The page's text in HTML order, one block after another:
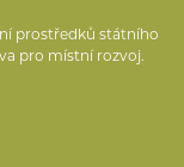
prostředků státního
pro místní rozvoj.